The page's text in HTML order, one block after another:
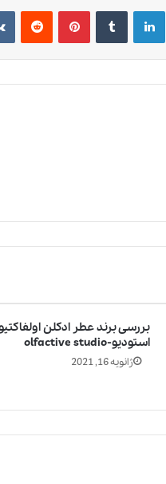
لینکدین ‫تامبلر ‫پین‌ترست‫رددیت
بررسی برند عطر ادکلن
استودیو-olfactive studio
ژانویه 16, 2021